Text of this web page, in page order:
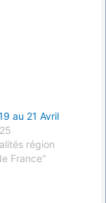
au 21 Avril
région
France"